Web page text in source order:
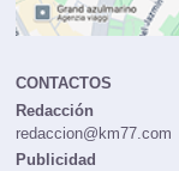
CONTACTOS
Redacción
redaccion@km77.com
Publicidad